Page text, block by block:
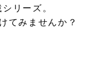
リーズ。
てみませんか？